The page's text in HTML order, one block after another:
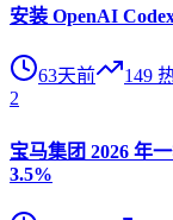
安装 OpenAI
63天前 149
2
宝马集团 2026 年
3.5%